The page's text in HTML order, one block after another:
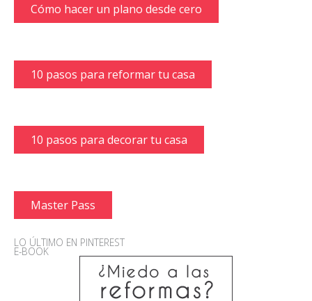
Cómo hacer un plano desde cero
10 pasos para reformar tu casa
10 pasos para decorar tu casa
Master Pass
LO ÚLTIMO EN PINTEREST
E-BOOK